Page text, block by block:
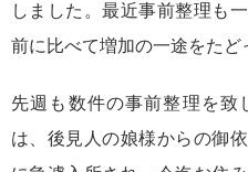
しました。最近事前整理も
前に比べて増加の一途をたど
先週も数件の事前整理を致
は、後見人の娘様からの御